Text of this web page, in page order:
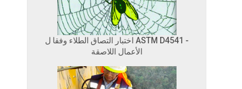
اختبار التصاق الطلاء وفقا ل ASTM D4541 -
الأعمال اللاصقة